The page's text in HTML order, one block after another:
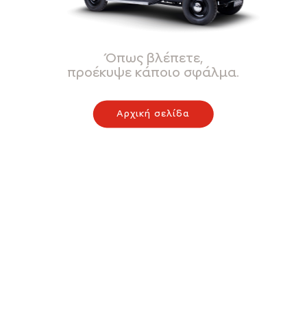
Όπως βλέπετε,
προέκυψε κάποιο σφάλμα.
Αρχική σελίδα